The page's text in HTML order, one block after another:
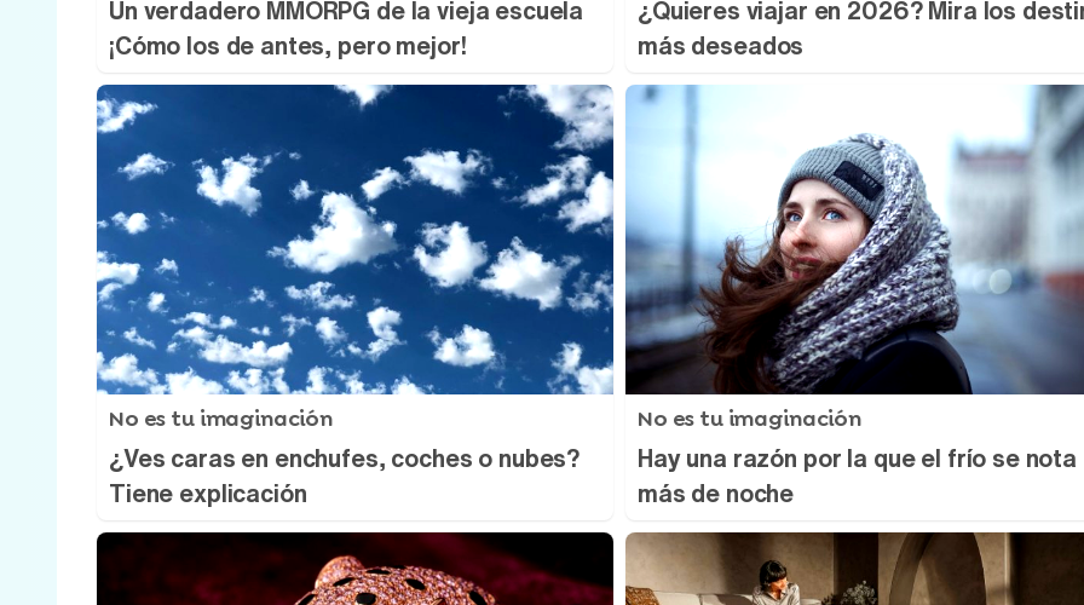
Un verdadero MMORPG de la vieja escuela
¡Cómo los de antes, pero mejor!
¿Quieres viajar en 2026? Mira los
más deseados
No es tu imaginación
¿Ves caras en enchufes, coches o nubes?
Tiene explicación
No es tu imaginación
Hay una razón por la que el frío se nota
más de noche